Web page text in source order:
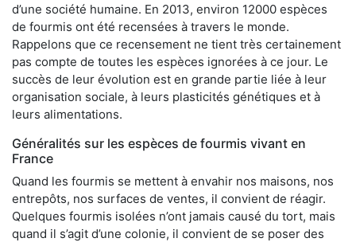
d’une société humaine. En 2013, environ 12000 espèces
de fourmis ont été recensées à travers le monde.
Rappelons que ce recensement ne tient très certainement
pas compte de toutes les espèces ignorées à ce jour. Le
succès de leur évolution est en grande partie liée à leur
organisation sociale, à leurs plasticités génétiques et à
leurs alimentations.
Généralités sur les espèces de fourmis vivant en
France
Quand les fourmis se mettent à envahir nos maisons, nos
entrepôts, nos surfaces de ventes, il convient de réagir.
Quelques fourmis isolées n’ont jamais causé du tort, mais
quand il s’agit d’une colonie, il convient de se poser des